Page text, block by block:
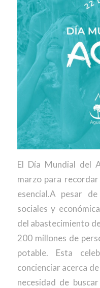
El Día Mundial del
marzo para
esencial.A pesar
sociales y
del abastecimiento
200 millones de
potable. Esta
concienciar acerca
necesidad de